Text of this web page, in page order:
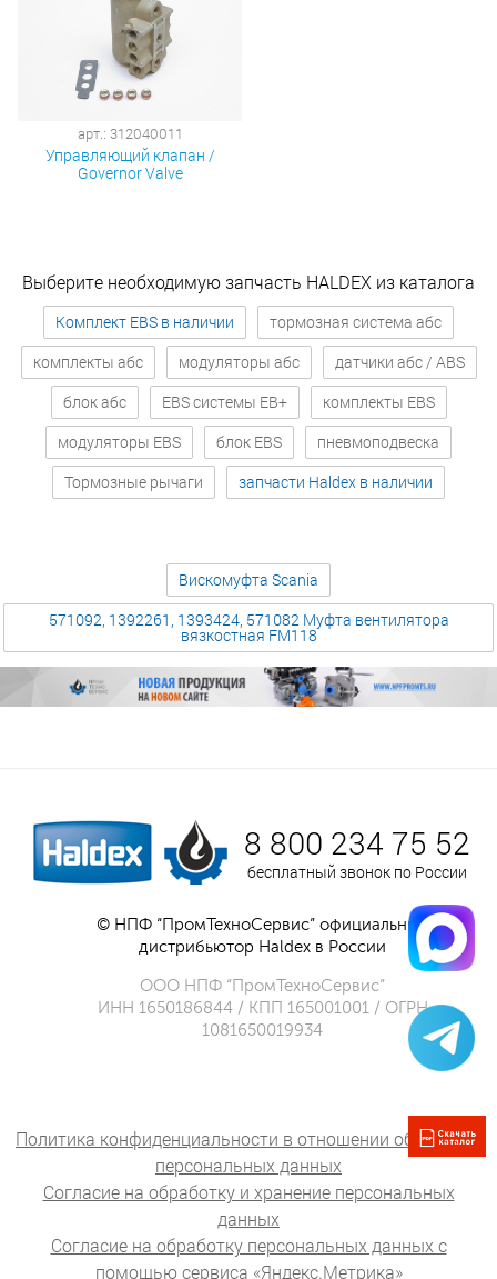
арт.: 312040011
Управляющий клапан /
Governor Valve
Выберите необходимую запчасть HALDEX из каталога
Комплект EBS в наличии
тормозная система абс
комплекты абс
модуляторы абс
датчики абс / ABS
блок абс
EBS системы EB+
комплекты EBS
модуляторы EBS
блок EBS
пневмоподвеска
Тормозные рычаги
запчасти Haldex в наличии
Вискомуфта Scania
571092, 1392261, 1393424, 571082 Муфта вентилятора
вязкостная FM118
8 800 234 75 52
бесплатный звонок по России
© НПФ “ПромТехноСервис” официальный
дистрибьютор Haldex в России
ООО НПФ “ПромТехноСервис”
ИНН 1650186844 / КПП 165001001 / ОГРН
1081650019934
Политика конфиденциальности в отношении обработки
персональных данных
Согласие на обработку и хранение персональных
данных
Согласие на обработку персональных данных с
помощью сервиса «Яндекс.Метрика»